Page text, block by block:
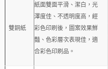
雙銅紙
紙面雙面平滑、潔白，光
澤度佳、不透明度高，經
彩色印刷後，圖案效果鮮
豔、色彩層次表現佳，適
合彩色印刷品。